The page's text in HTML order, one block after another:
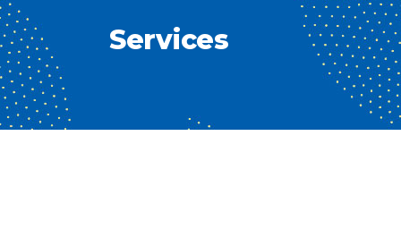
Services